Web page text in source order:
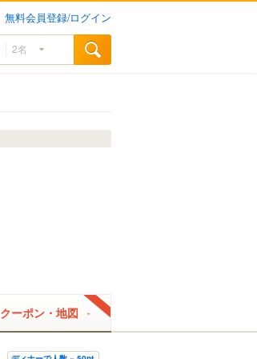
無料会員登録/ログイン
クーポン・地図